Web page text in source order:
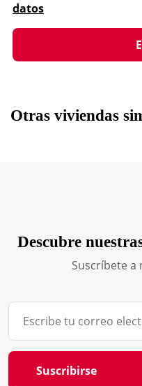
datos
Otras viviendas
Descubre
Suscríbete
Suscribirse